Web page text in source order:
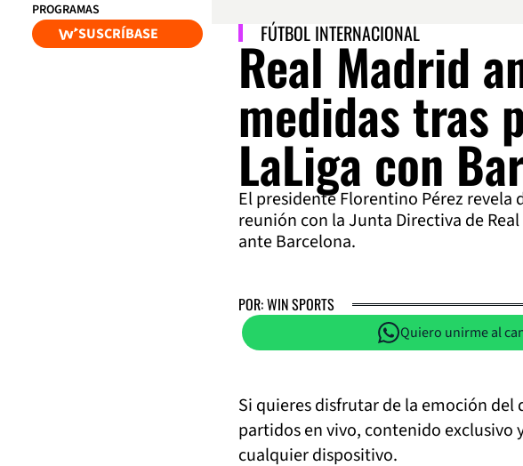
PROGRAMAS
SUSCRÍBASE FÚTBOL INTERNACIONAL
Real Madrid
medidas tras
LaLiga con
El presidente Florentino Pérez revela
reunión con la Junta Directiva de
ante Barcelona.
POR: WIN SPORTS
Quiero unirme al
Si quieres disfrutar de la emoción del
partidos en vivo, contenido exclusivo
cualquier dispositivo.